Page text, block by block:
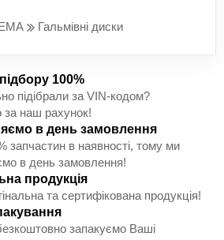
Гальмівні диски
100%
підібрали за VIN-кодом?
наш рахунок!
в день замовлення
запчастин в наявності, тому ми
в день замовлення!
продукція
та сертифікована продукція!
запакуємо Ваші